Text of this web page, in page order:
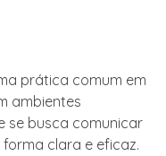
prática comum em
ambientes
se busca comunicar
clara e eficaz.